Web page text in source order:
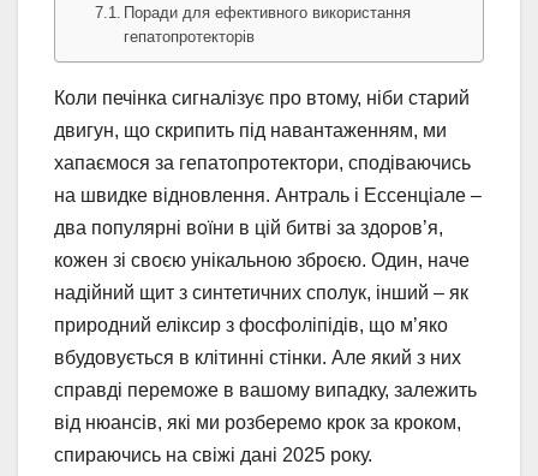
Поради для ефективного використання
гепатопротекторів
Коли печінка сигналізує про втому, ніби старий
двигун, що скрипить під навантаженням, ми
хапаємося за гепатопротектори, сподіваючись
на швидке відновлення. Антраль і Ессенціале –
два популярні воїни в цій битві за здоров’я,
кожен зі своєю унікальною зброєю. Один, наче
надійний щит з синтетичних сполук, інший – як
природний еліксир з фосфоліпідів, що м’яко
вбудовується в клітинні стінки. Але який з них
справді переможе в вашому випадку, залежить
від нюансів, які ми розберемо крок за кроком,
спираючись на свіжі дані 2025 року.